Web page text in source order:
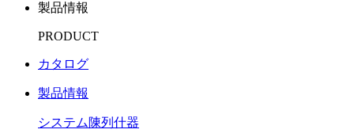
製品情報
PRODUCT
カタログ
製品情報
システム陳列什器